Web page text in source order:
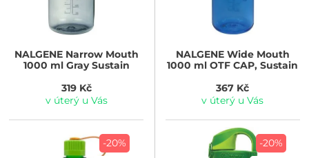
NALGENENarrow Mouth
1000 ml Gray Sustain
319 Kč
v úterý u Vás
NALGENEWide Mouth
1000 ml OTF CAP, Sustain
367 Kč
v úterý u Vás
-20%
-20%